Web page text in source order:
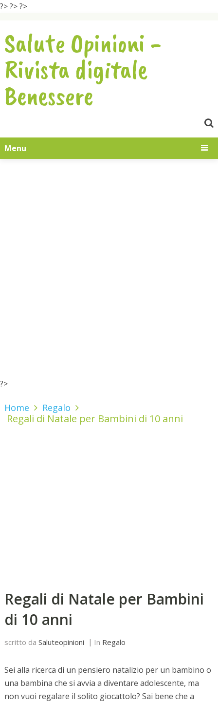
?>?>?>
Salute Opinioni -
Rivista digitale
Benessere
Menu
?>
Home Regalo
Regali di Natale per Bambini di 10 anni
Regali di Natale per Bambini
di 10 anni
scritto da Saluteopinioni In Regalo
Sei alla ricerca di un pensiero natalizio per un bambino o
una bambina che si avvia a diventare adolescente, ma
non vuoi regalare il solito giocattolo? Sai bene che a